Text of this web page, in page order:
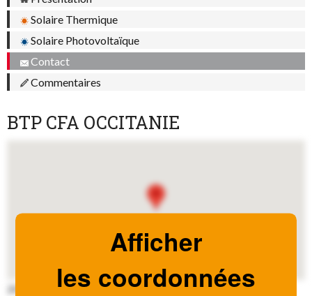
Solaire Thermique
Solaire Photovoltaïque
Contact
Commentaires
BTP CFA OCCITANIE
Afficher
les coordonnées
205 rue Félix Trombe